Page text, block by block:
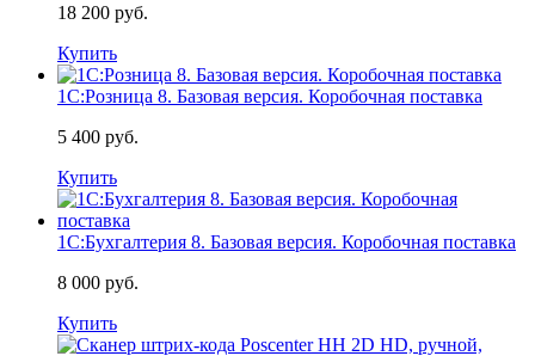
18 200 руб.
Купить
1С:Розница 8. Базовая версия. Коробочная поставка
5 400 руб.
Купить
1С:Бухгалтерия 8. Базовая версия. Коробочная поставка
8 000 руб.
Купить